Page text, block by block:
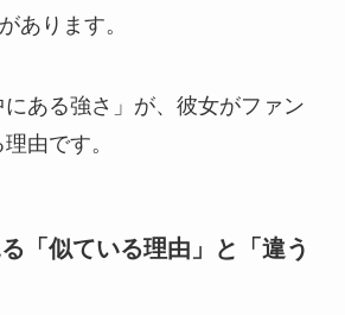
あります。
ある強さ」が、彼女がファン
由です。
「似ている理由」と「違う